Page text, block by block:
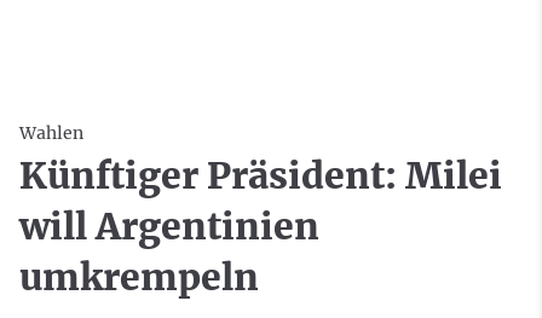
Wahlen
Künftiger Präsident: Milei
will Argentinien
umkrempeln